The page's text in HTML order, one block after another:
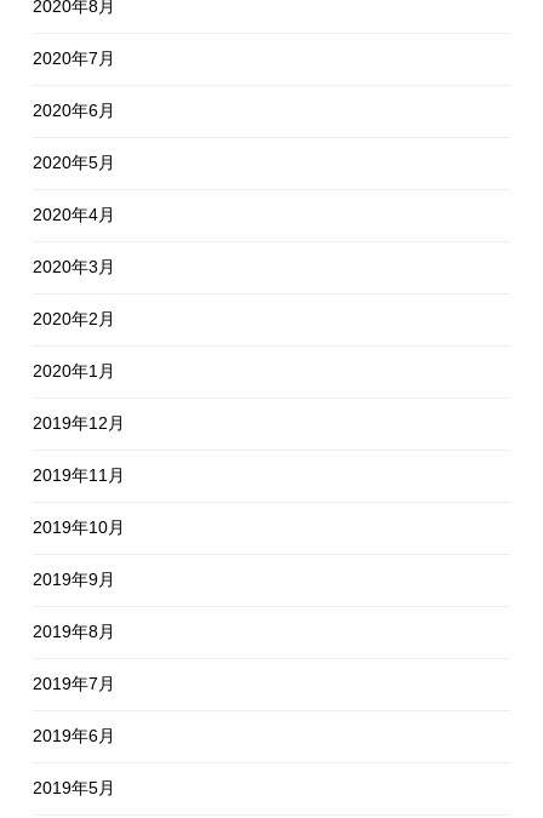
2020年8月
2020年7月
2020年6月
2020年5月
2020年4月
2020年3月
2020年2月
2020年1月
2019年12月
2019年11月
2019年10月
2019年9月
2019年8月
2019年7月
2019年6月
2019年5月